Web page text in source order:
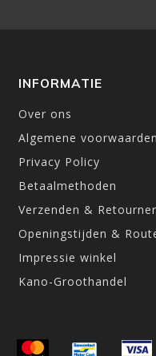
INFORMATIE
Over ons
Algemene voorwaarden
Privacy Policy
Betaalmethoden
Verzenden &
Openingstijden &
Impressie winkel
Kano-Groothandel